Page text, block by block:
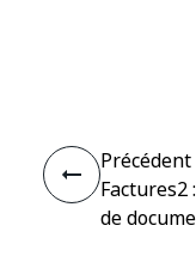
Précédent
Factures2
de